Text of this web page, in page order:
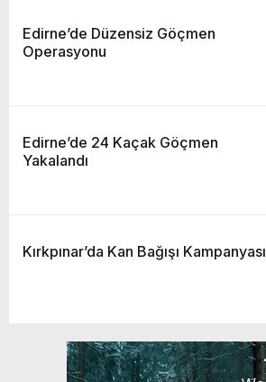
Edirne’de Düzensiz Göçmen
Operasyonu
Edirne’de 24 Kaçak Göçmen
Yakalandı
Kırkpınar’da Kan Bağışı Kampanyası